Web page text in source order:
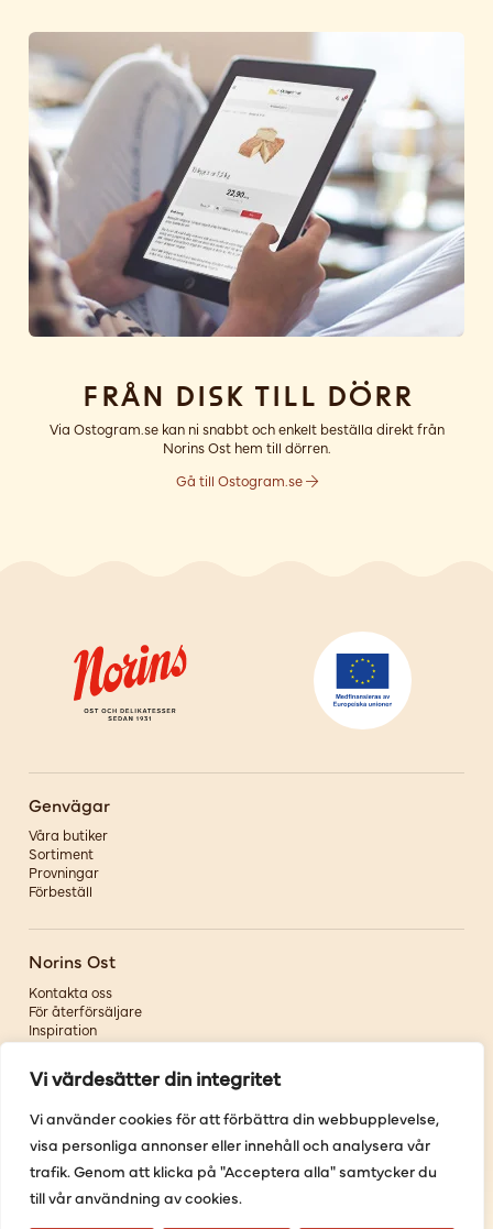
Vi värdesätter din integritet
Vi använder cookies för att förbättra din webbupplevelse,
visa personliga annonser eller innehåll och analysera vår
trafik. Genom att klicka på "Acceptera alla" samtycker du
till vår användning av cookies.
Från disk till dörr
Via Ostogram.se kan ni snabbt och enkelt beställa direkt från
Norins Ost hem till dörren.
Gå till Ostogram.se
Genvägar
Våra butiker
Sortiment
Provningar
Förbeställ
Norins Ost
Kontakta oss
För återförsäljare
Inspiration
Om oss
Följ oss
Facebook
Instagram
Youtube